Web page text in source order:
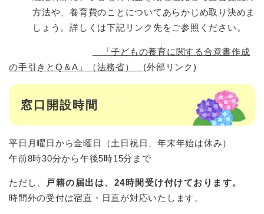
方法や、養育費のことについてあらかじめ取り決めま
しょう。詳しくは下記リンク先をご参照ください。
「子どもの養育に関する合意書作成
の手引きとQ＆A」（法務省） (外部リンク)
窓口開設時間
平日月曜日から金曜日（土日祝日、年末年始は休み）
午前8時30分から午後5時15分まで
ただし、
戸籍の届出は、24時間受け付けております。
時間外の受付は宿直・日直が対応いたします。